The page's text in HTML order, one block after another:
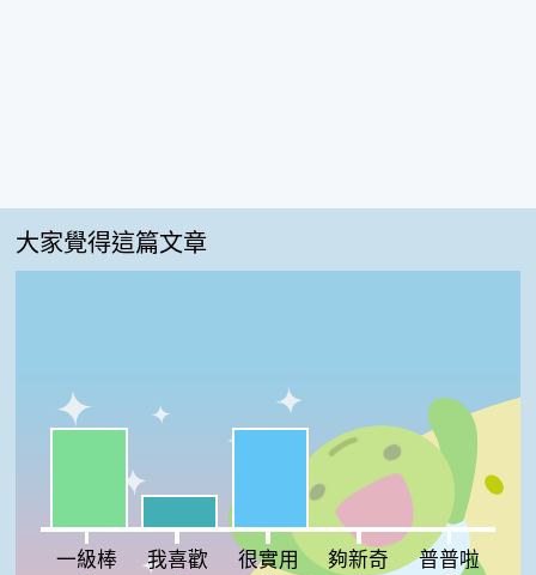
大家覺得這篇文章
我喜歡:14%
很實用:43%
夠新奇:0%普普啦:0%
一級棒 我喜歡 很實用 夠新奇 普普啦